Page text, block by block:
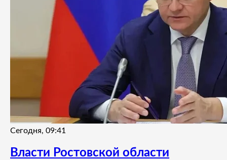
Сегодня, 09:41
Власти Ростовской области